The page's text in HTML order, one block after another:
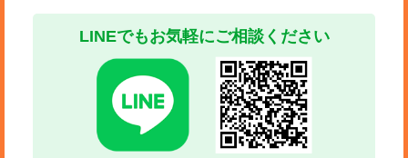
LINEでもお気軽にご相談ください